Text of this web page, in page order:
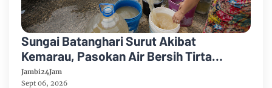
Sungai Batanghari Surut Akibat
Kemarau, Pasokan Air Bersih Tirta
Mayang Jambi Keruh
Jambi24Jam
Sept 06, 2026